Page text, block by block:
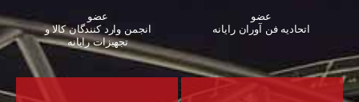
عضو
اتحادیه فن آوران رایانه
عضو
انجمن وارد کنندگان کالا و
تجهیزات رایانه‌